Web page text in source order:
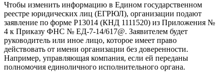
Чтобы изменить информацию в Едином государственном
реестре юридических лиц (ЕГРЮЛ), организации подают
заявление по форме Р13014 (КНД 1111520) из Приложения №
4 к Приказу ФНС № ЕД-7-14/617@. Заявителем будет
руководитель или иное лицо, которое имеет право
действовать от имени организации без доверенности.
Например, управляющая компания, если ей переданы
полномочия единоличного исполнительного органа.